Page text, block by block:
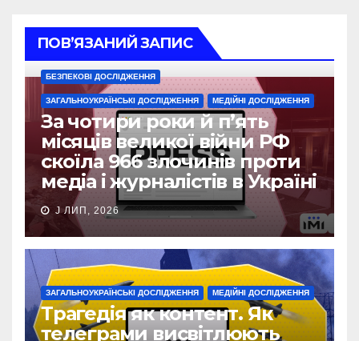
ПОВ’ЯЗАНИЙ ЗАПИС
БЕЗПЕКОВІ ДОСЛІДЖЕННЯ
ЗАГАЛЬНОУКРАЇНСЬКІ ДОСЛІДЖЕННЯ МЕДІЙНІ ДОСЛІДЖЕННЯ
За чотири роки й п’ять
місяців великої війни РФ
скоїла 966 злочинів проти
медіа і журналістів в Україні
J ЛИП, 2026
ЗАГАЛЬНОУКРАЇНСЬКІ ДОСЛІДЖЕННЯ МЕДІЙНІ ДОСЛІДЖЕННЯ
Трагедія як контент. Як
телеграми висвітлюють